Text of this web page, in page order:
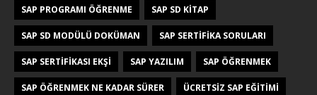
SAP PROGRAMI ÖĞRENME SAP SD KITAP
SAP SD MODÜLÜ DOKÜMAN SAP SERTIFIKA SORULARI
SAP SERTIFIKASI EKŞI SAP YAZILIM SAP ÖĞRENMEK
SAP ÖĞRENMEK NE KADAR SÜRER ÜCRETSIZ SAP EĞITIMI